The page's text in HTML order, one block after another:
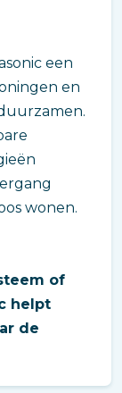
een
en
wonen.
of
helpt
de